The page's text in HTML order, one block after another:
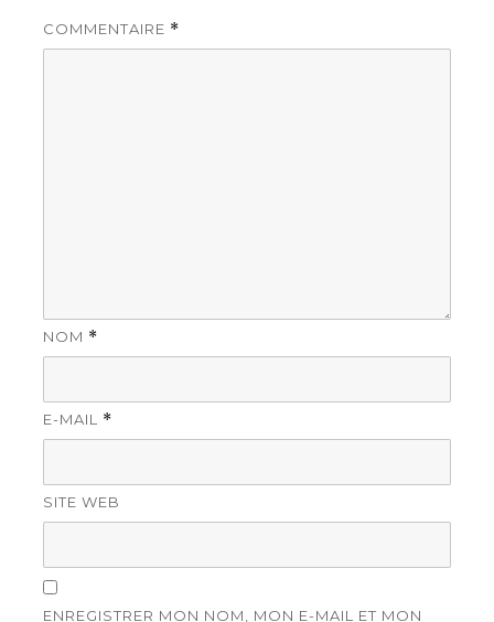
COMMENTAIRE *
NOM *
E-MAIL *
SITE WEB
ENREGISTRER MON NOM, MON E-MAIL ET MON